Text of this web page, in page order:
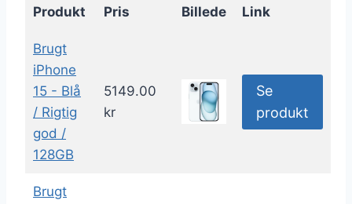
Produkt Pris Billede Link
Brugt
iPhone
15 - Blå
/ Rigtig
god /
128GB
5149.00
kr
Se
produkt
Brugt